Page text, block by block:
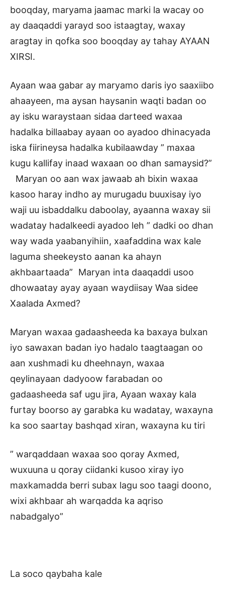
booqday, maryama jaamac marki la wacay oo
ay daaqaddi yarayd soo istaagtay, waxay
aragtay in qofka soo booqday ay tahay AYAAN
XIRSI.
Ayaan waa gabar ay maryamo daris iyo saaxiibo
ahaayeen, ma aysan haysanin waqti badan oo
ay isku waraystaan sidaa darteed waxaa
hadalka billaabay ayaan oo ayadoo dhinacyada
iska fiirineysa hadalka kubilaawday ” maxaa
kugu kallifay inaad waxaan oo dhan samaysid?”
Maryan oo aan wax jawaab ah bixin waxaa
kasoo haray indho ay murugadu buuxisay iyo
waji uu isbaddalku daboolay, ayaanna waxay sii
wadatay hadalkeedi ayadoo leh ” dadki oo dhan
way wada yaabanyihiin, xaafaddina wax kale
laguma sheekeysto aanan ka ahayn
akhbaartaada” Maryan inta daaqaddi usoo
dhowaatay ayay ayaan waydiisay Waa sidee
Xaalada Axmed?
Maryan waxaa gadaasheeda ka baxaya bulxan
iyo sawaxan badan iyo hadalo taagtaagan oo
aan xushmadi ku dheehnayn, waxaa
qeylinayaan dadyoow farabadan oo
gadaasheeda saf ugu jira, Ayaan waxay kala
furtay boorso ay garabka ku wadatay, waxayna
ka soo saartay bashqad xiran, waxayna ku tiri
” warqaddaan waxaa soo qoray Axmed,
wuxuuna u qoray ciidanki kusoo xiray iyo
maxkamadda berri subax lagu soo taagi doono,
wixi akhbaar ah warqadda ka aqriso
nabadgalyo”
La soco qaybaha kale